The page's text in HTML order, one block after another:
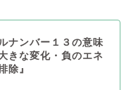
ナンバー１３の意味
きな変化・負のエネ
除』